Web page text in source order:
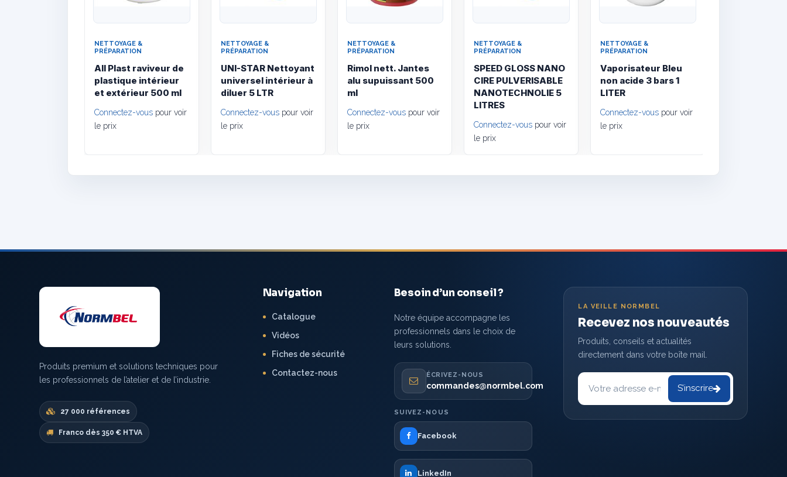
NETTOYAGE &
PRÉPARATION
All Plast raviveur de
plastique intérieur
et extérieur 500 ml
Connectez-vous pour voir
le prix
NETTOYAGE &
PRÉPARATION
UNI-STAR Nettoyant
universel intérieur à
diluer 5 LTR
Connectez-vous pour voir
le prix
NETTOYAGE &
PRÉPARATION
Rimol nett. Jantes
alu supuissant 500
ml
Connectez-vous pour voir
le prix
NETTOYAGE &
PRÉPARATION
SPEED GLOSS NANO
CIRE PULVERISABLE
NANOTECHNOLIE 5
LITRES
Connectez-vous pour voir
le prix
NETTOYAGE &
PRÉPARATION
Vaporisateur Bleu
non acide 3 bars 1
LITER
Connectez-vous pour voir
le prix
Produits premium et solutions techniques pour
les professionnels de l’atelier et de l’industrie.
27 000 références
Franco dès 350 € HTVA
Navigation
Catalogue
Vidéos
Fiches de sécurité
Contactez-nous
Besoin d’un conseil ?
Notre équipe accompagne les
professionnels dans le choix de
leurs solutions.
ÉCRIVEZ-NOUS
commandes@normbel.com
SUIVEZ-NOUS
Facebook
LinkedIn
LA VEILLE NORMBEL
Recevez nos nouveautés
Produits, conseils et actualités
directement dans votre boîte mail.
Votre
adresse
mail
S’inscrire